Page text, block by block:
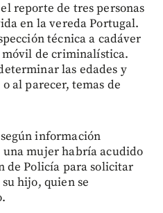
reporte de tres personas
en la vereda Portugal.
técnica a cadáver
de criminalística.
las edades y
al parecer, temas de
información
mujer habría acudido
de Policía para solicitar
hijo, quien se